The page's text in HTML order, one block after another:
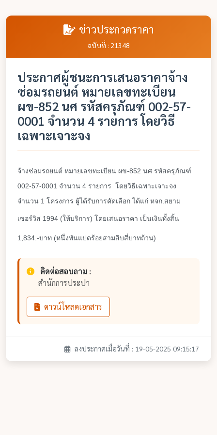
ข่าวประกวดราคา
ฉบับที่ : 21348
ประกาศผู้ชนะการเสนอราคาจ้าง
ซ่อมรถยนต์ หมายเลขทะเบียน
ผข-852 นศ รหัสครุภัณฑ์ 002-57-
0001 จำนวน 4 รายการ โดยวิธี
เฉพาะเจาะจง
จ้างซ่อมรถยนต์ หมายเลขทะเบียน ผข-852 นศ รหัสครุภัณฑ์
002-57-0001 จำนวน 4 รายการ โดยวิธีเฉพาะเจาะจง
จำนวน 1 โครงการ ผู้ได้รับการคัดเลือก ได้แก่ หจก.สยาม
เซอร์วิส 1994 (ให้บริการ) โดยเสนอราคา เป็นเงินทั้งสิ้น
1,834.-บาท (หนึ่งพันแปดร้อยสามสิบสี่บาทถ้วน)
ติดต่อสอบถาม :
สำนักการประปา
ดาวน์โหลดเอกสาร
ลงประกาศเมื่อวันที่ : 19-05-2025 09:15:17